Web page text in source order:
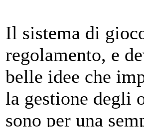
Il sistema di
regolamento, e
belle idee che
la gestione degli
sono per una